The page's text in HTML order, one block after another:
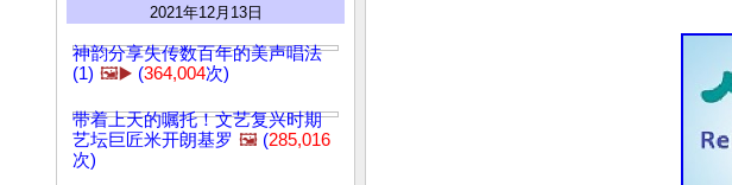
2021年12月13日
神韵分享失传数百年的美声唱法
(1) 🖼️▶️ (364,004次)
带着上天的嘱托！文艺复兴时期
艺坛巨匠米开朗基罗 🖼️ (285,016
次)